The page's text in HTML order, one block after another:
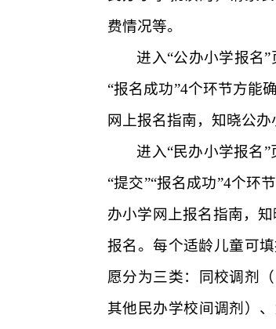
费情况等。
进入“公办小学报名
“报名成功”4个环节方能
网上报名指南，知晓公
进入“民办小学报名
“提交”“报名成功”4个环
办小学网上报名指南，
报名。每个适龄儿童可
愿分为三类：同校调剂
其他民办学校间调剂）